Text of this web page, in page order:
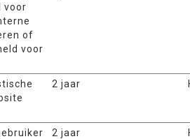
voor
of
voor
2 jaar
2 jaar